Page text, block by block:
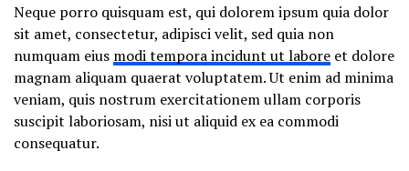
Neque porro quisquam est, qui dolorem ipsum quia dolor
sit amet, consectetur, adipisci velit, sed quia non
numquam eius modi tempora incidunt ut labore et dolore
magnam aliquam quaerat voluptatem. Ut enim ad minima
veniam, quis nostrum exercitationem ullam corporis
suscipit laboriosam, nisi ut aliquid ex ea commodi
consequatur.